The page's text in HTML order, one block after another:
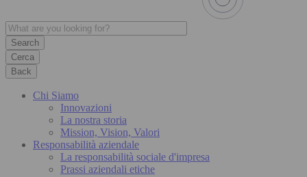
Cerca
Back
Chi Siamo
Innovazioni
La nostra storia
Mission, Vision, Valori
Responsabilità aziendale
La responsabilità sociale d'impresa
Prassi aziendali etiche